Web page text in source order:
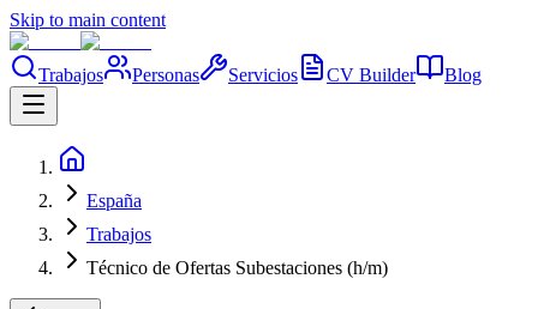
Skip to main content
Trabajos Personas Servicios CV Builder Blog
España
Trabajos
Técnico de Ofertas Subestaciones (h/m)